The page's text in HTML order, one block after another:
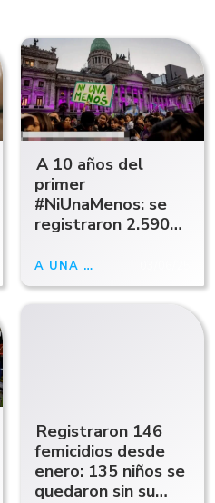
A 10 años del
primer
#NiUnaMenos: se
registraron 2.590
intento cada 16
horas
A UNA DÉCADA
Registraron 146
femicidios desde
enero: 135 niños se
quedaron sin su